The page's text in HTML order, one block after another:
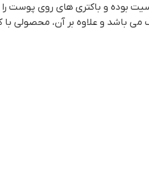
و باکتری های روی پوست را
می باشد و علاوه بر آن،